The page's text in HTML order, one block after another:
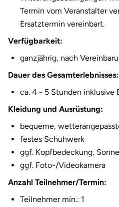
Termin vom Veranstalter
Ersatztermin vereinbart.
Verfügbarkeit:
ganzjährig, nach
Dauer des Gesamterlebnisses:
ca. 4 - 5 Stunden inklusive
Kleidung und Ausrüstung:
bequeme,
festes Schuhwerk
ggf. Kopfbedeckung,
ggf. Foto-/Videokamera
Anzahl Teilnehmer/Termin:
Teilnehmer min.: 1